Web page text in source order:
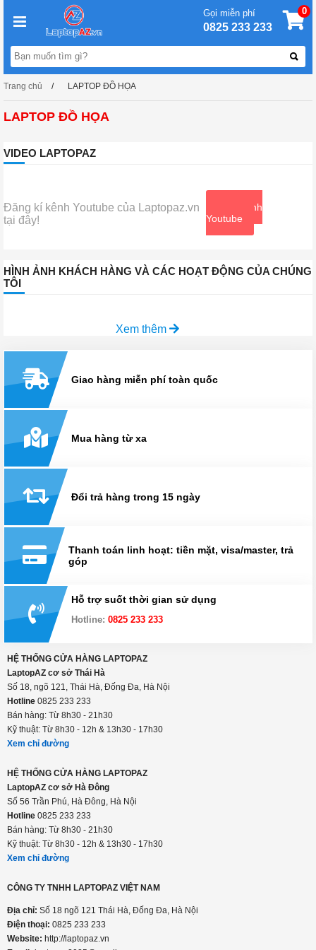
Gọi miễn phí
0825 233 233
0
Trang chủ LAPTOP ĐỒ HỌA
LAPTOP ĐỒ HỌA
VIDEO LAPTOPAZ
Đăng kí kênh Youtube của Laptopaz.vn
tại đây!
Xem kênh
Youtube
HÌNH ẢNH KHÁCH HÀNG VÀ CÁC HOẠT ĐỘNG CỦA CHÚNG
TÔI
Xem thêm
Giao hàng miễn phí toàn quốc
Mua hàng từ xa
Đổi trả hàng trong 15 ngày
Thanh toán linh hoạt: tiền mặt, visa/master, trả
góp
Hỗ trợ suốt thời gian sử dụng
Hotline: 0825 233 233
HỆ THỐNG CỬA HÀNG LAPTOPAZ
LaptopAZ cơ sở Thái Hà
Số 18, ngõ 121, Thái Hà, Đống Đa, Hà Nội
Hotline 0825 233 233
Bán hàng: Từ 8h30 - 21h30
Kỹ thuật: Từ 8h30 - 12h & 13h30 - 17h30
Xem chỉ đường
HỆ THỐNG CỬA HÀNG LAPTOPAZ
LaptopAZ cơ sở Hà Đông
Số 56 Trần Phú, Hà Đông, Hà Nội
Hotline 0825 233 233
Bán hàng: Từ 8h30 - 21h30
Kỹ thuật: Từ 8h30 - 12h & 13h30 - 17h30
Xem chỉ đường
CÔNG TY TNHH LAPTOPAZ VIỆT NAM
Địa chỉ: Số 18 ngõ 121 Thái Hà, Đống Đa, Hà Nội
Điện thoại: 0825 233 233
Website: http://laptopaz.vn